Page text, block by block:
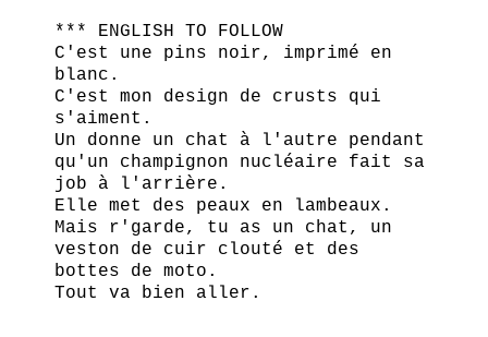
*** ENGLISH TO FOLLOW
C'est une pins noir, imprimé en
blanc.
C'est mon design de crusts qui
s'aiment.
Un donne un chat à l'autre pendant
qu'un champignon nucléaire fait sa
job à l'arrière.
Elle met des peaux en lambeaux.
Mais r'garde, tu as un chat, un
veston de cuir clouté et des
bottes de moto.
Tout va bien aller.